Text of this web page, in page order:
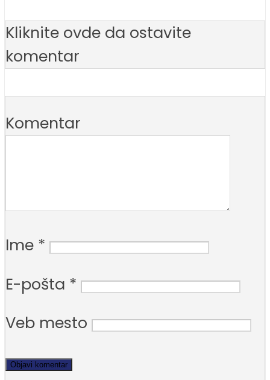
Kliknite ovde da ostavite
komentar
Komentar
Ime *
E-pošta *
Veb mesto